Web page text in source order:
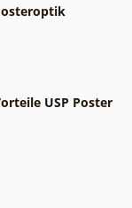
USP Poster